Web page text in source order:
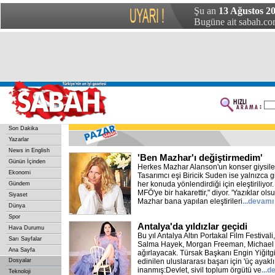
Şu an 13 Ağustos
Bugüne ait
Son Dakika
Yazarlar
News in English
Günün İçinden
Ekonomi
Gündem
Siyaset
Dünya
Spor
Hava Durumu
Sarı Sayfalar
Ana Sayfa
Dosyalar
Teknoloji
'Ben Mazhar'ı değiştirmedim'
Herkes Mazhar Alanson'un konser
Tasarımcı eşi Biricik Suden ise yalnızca
her konuda yönlendirdiği için
MFÖ'ye bir hakarettir," diyor. 'Yazıklar
Mazhar bana yapılan eleştirileri...devamı
Antalya'da yıldızlar geçidi
Bu yıl Antalya Altın Portakal Film
Salma Hayek, Morgan Freeman, Michael
ağırlayacak. Türsak Başkanı Engin
edinilen uluslararası başarı için 'üç
inanmış:Devlet, sivil toplum örgütü ve